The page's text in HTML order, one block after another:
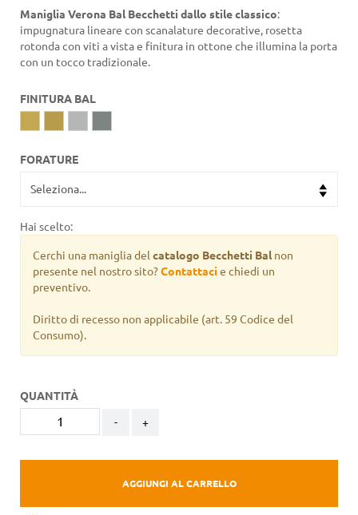
Maniglia Verona Bal Becchetti dallo stile classico:
impugnatura lineare con scanalature decorative, rosetta
rotonda con viti a vista e finitura in ottone che illumina la porta
con un tocco tradizionale.
FINITURA BAL
FORATURE
Hai scelto:
Cerchi una maniglia del catalogo Becchetti Balnon
presente nel nostro sito?Contattacie chiedi un
preventivo.
Diritto di recesso non applicabile (art. 59 Codice del
Consumo).
QUANTITÀ
- +
AGGIUNGI AL CARRELLO